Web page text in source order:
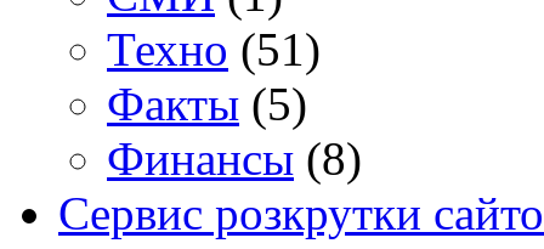
Техно (51)
Факты (5)
Финансы (8)
Сервис розкрутки